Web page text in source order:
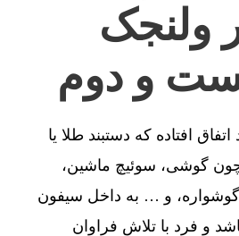
ولنجک
و دوم
افتاده که دستبند طلا یا
گوشی، سوئیچ ماشین،
گوشواره، و … به داخل سیفون
و فرد با تلاش فراوان